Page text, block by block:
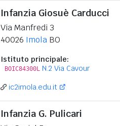
Infanzia Giosuè Carducci
Via Manfredi 3
40026 Imola BO
Istituto principale:
BOIC84300L N.2 Via Cavour
ic2imola.edu.it
Infanzia G. Pulicari